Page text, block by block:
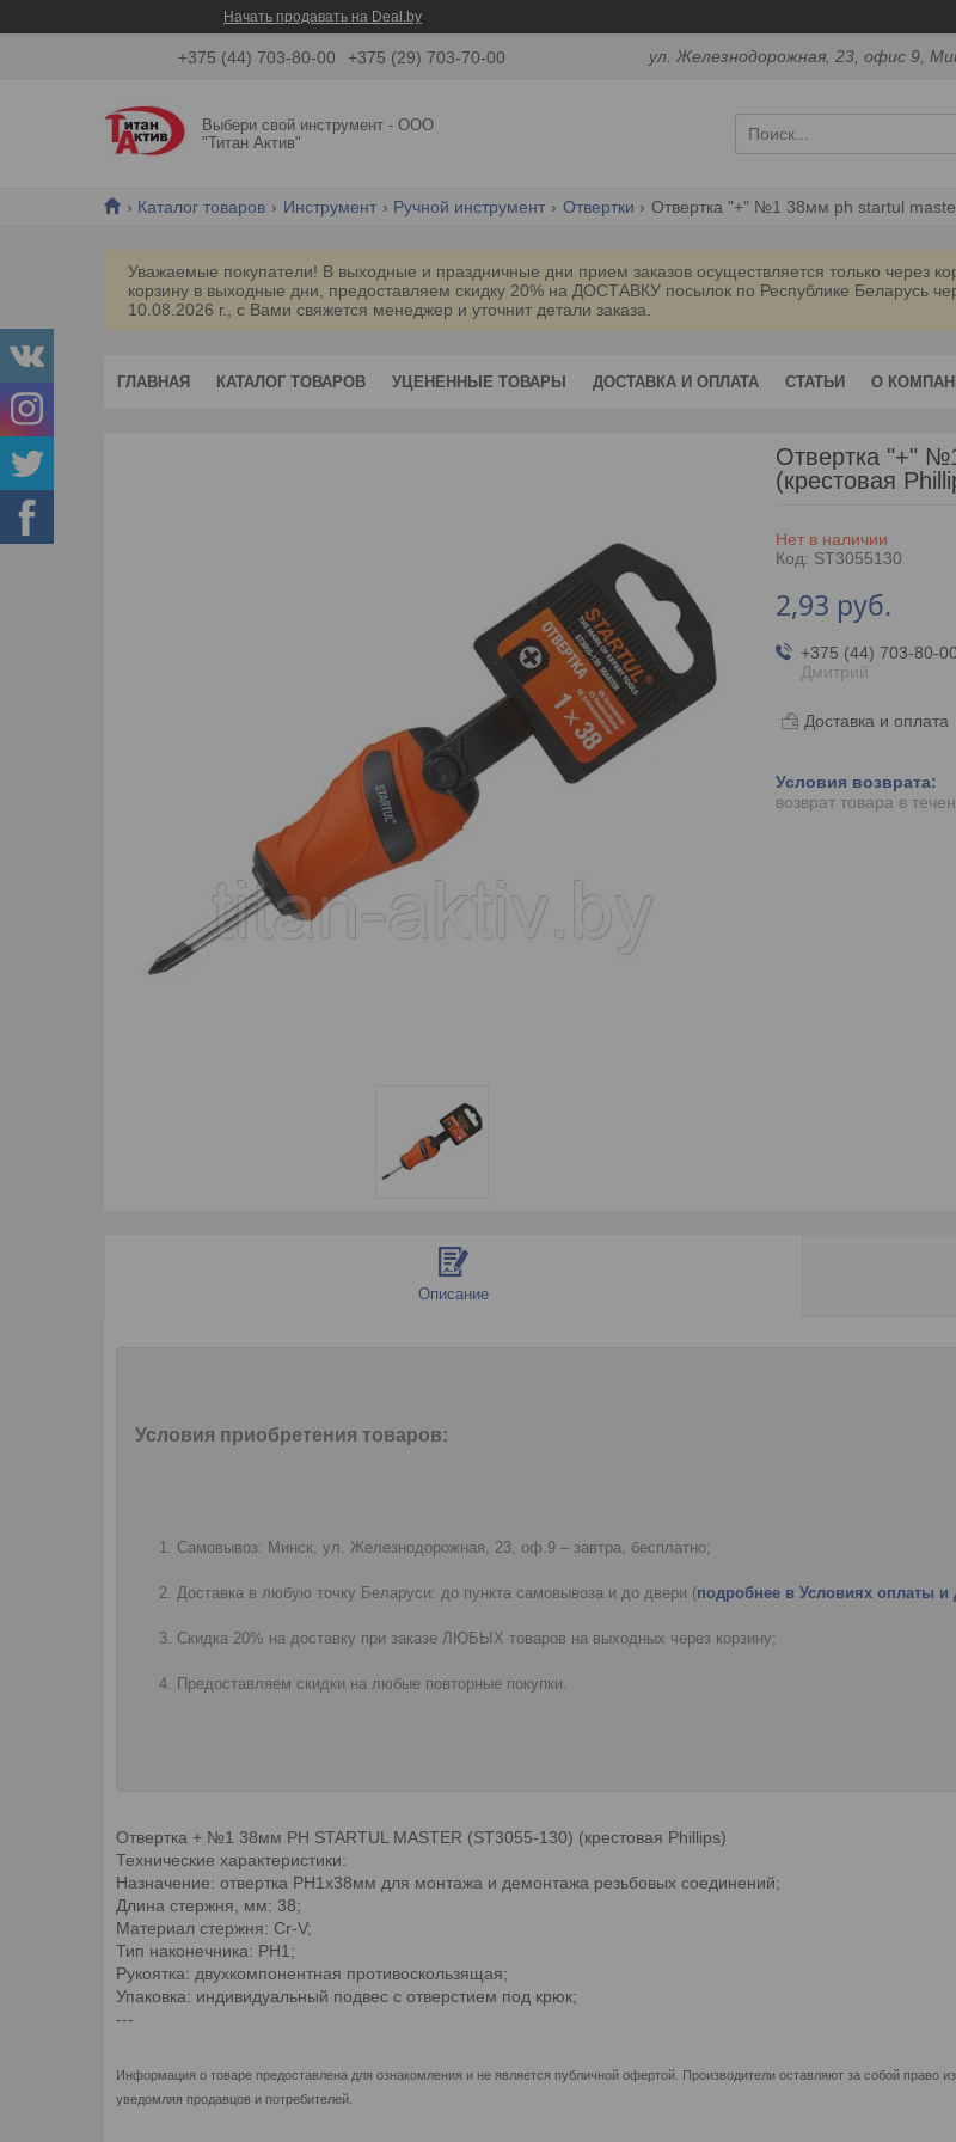
Начать продавать на Deal.by
+375 (44) 703-80-00 +375 (29) 703-70-00 ул. Железнодорожная, 23, офис 9,
Выбери свой инструмент - ООО
"Титан Актив"
Каталог товаров Инструмент Ручной инструмент Отвертки Отвертка "+" №1 38мм ph startul
Уважаемые покупатели! В выходные и праздничные дни прием заказов осуществляется только через
корзину в выходные дни, предоставляем скидку 20% на ДОСТАВКУ посылок по Республике Беларусь
10.08.2026 г., с Вами свяжется менеджер и уточнит детали заказа.
ГЛАВНАЯ КАТАЛОГ ТОВАРОВ УЦЕНЕННЫЕ ТОВАРЫ ДОСТАВКА И ОПЛАТА СТАТЬИ О
Отвертка "+"
(крестовая
Нет в наличии
Код: ST3055130
2,93 руб.
+375 (44) 703-80-00
Дмитрий
Доставка и оплата
возврат товара в
Описание
Условия приобретения товаров:
Самовывоз: Минск, ул. Железнодорожная, 23, оф.9 – завтра, бесплатно;
Доставка в любую точку Беларуси: до пункта самовывоза и до двери (подробнее в Условиях оплаты и
Скидка 20% на доставку при заказе ЛЮБЫХ товаров на выходных через корзину;
Предоставляем скидки на любые повторные покупки.
Отвертка + №1 38мм PH STARTUL MASTER (ST3055-130) (крестовая Phillips)
Технические характеристики:
Назначение: отвертка PH1х38мм для монтажа и демонтажа резьбовых соединений;
Длина стержня, мм: 38;
Материал стержня: Cr-V;
Тип наконечника: PH1;
Рукоятка: двухкомпонентная противоскользящая;
Упаковка: индивидуальный подвес с отверстием под крюк;
---
Информация о товаре предоставлена для ознакомления и не является публичной офертой. Производители оставляют за собой право
уведомляя продавцов и потребителей.